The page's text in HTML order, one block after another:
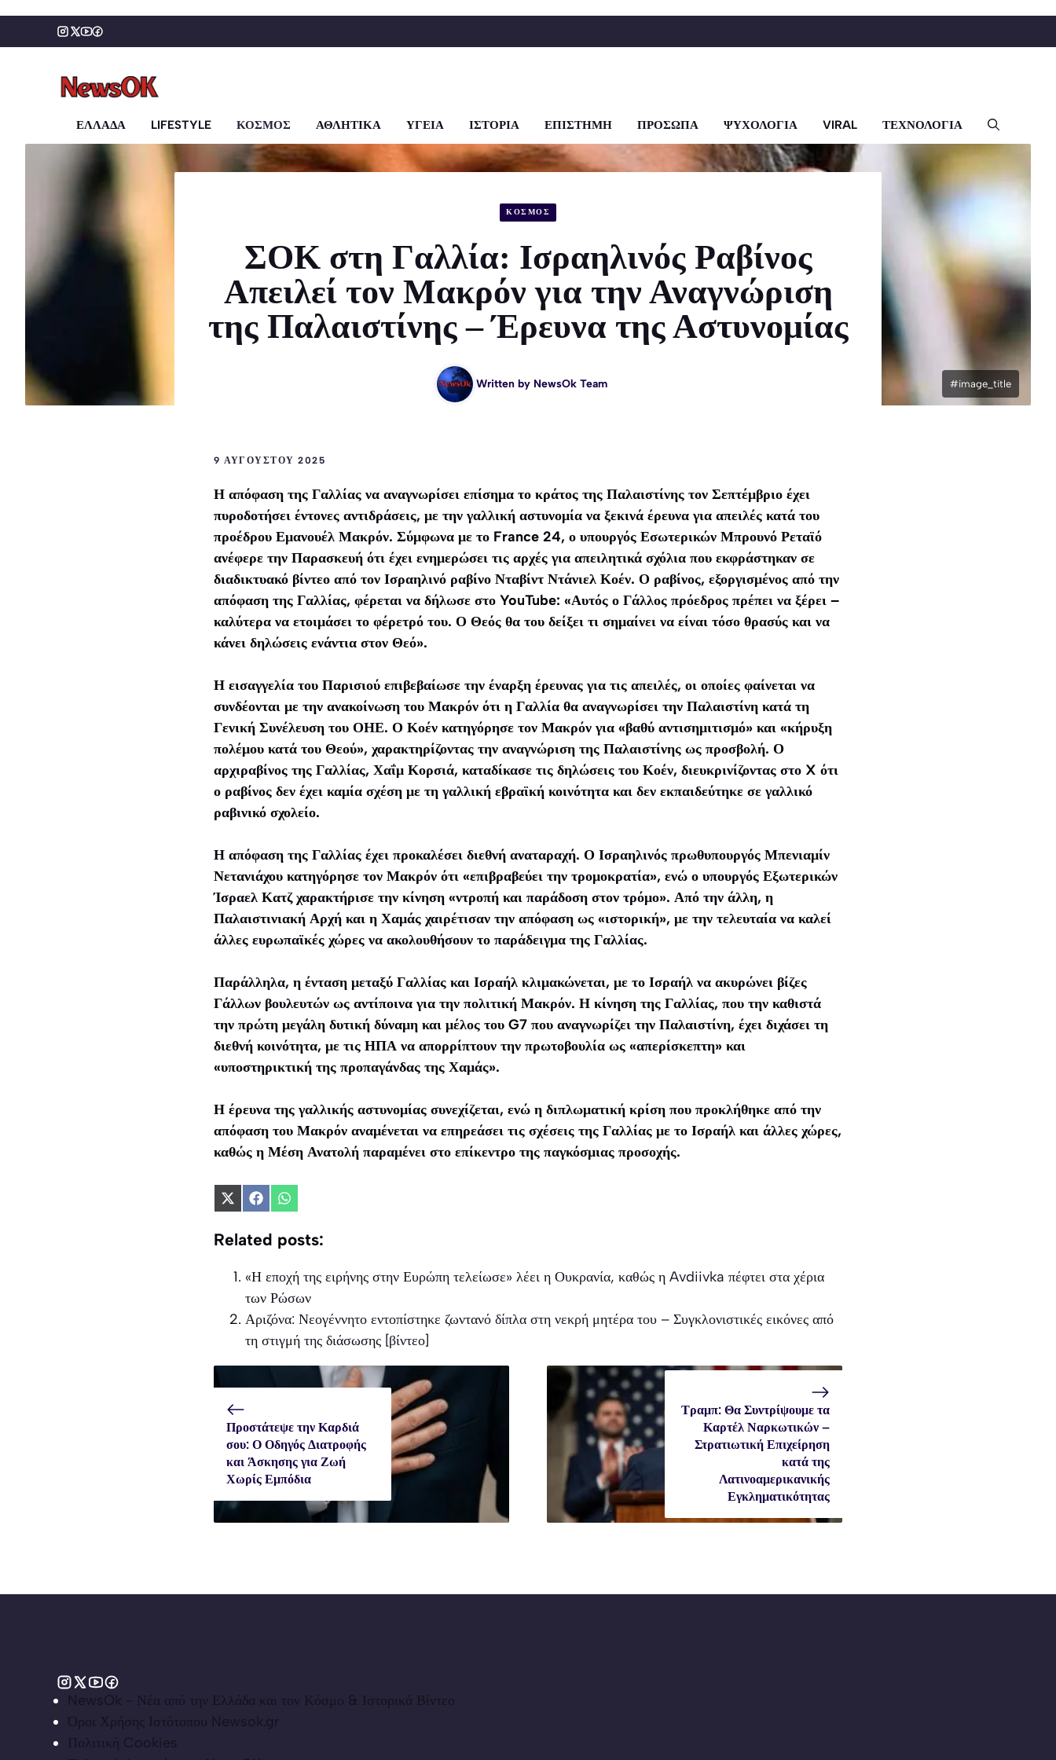
περιεχόμενο
ΕΛΛΑΔΑ LIFESTYLE ΚΟΣΜΟΣ ΑΘΛΗΤΙΚΑ ΥΓΕΙΑ ΙΣΤΟΡΙΑ ΕΠΙΣΤΗΜΗ ΠΡΟΣΩΠΑ ΨΥΧΟΛΟΓΙΑ VIRAL ΤΕΧΝΟΛΟΓΙΑ
#image_title
ΚΟΣΜΟΣ
ΣΟΚ στη Γαλλία: Ισραηλινός Ραβίνος
Απειλεί τον Μακρόν για την Αναγνώριση
της Παλαιστίνης – Έρευνα της Αστυνομίας
Written by NewsOk Team
9 ΑΥΓΟΎΣΤΟΥ 2025
Η απόφαση της Γαλλίας να αναγνωρίσει επίσημα το κράτος της Παλαιστίνης τον Σεπτέμβριο έχει
πυροδοτήσει έντονες αντιδράσεις, με την γαλλική αστυνομία να ξεκινά έρευνα για απειλές κατά του
προέδρου Εμανουέλ Μακρόν. Σύμφωνα με το France 24, ο υπουργός Εσωτερικών Μπρουνό Ρεταϊό
ανέφερε την Παρασκευή ότι έχει ενημερώσει τις αρχές για απειλητικά σχόλια που εκφράστηκαν σε
διαδικτυακό βίντεο από τον Ισραηλινό ραβίνο Νταβίντ Ντάνιελ Κοέν. Ο ραβίνος, εξοργισμένος από την
απόφαση της Γαλλίας, φέρεται να δήλωσε στο YouTube: «Αυτός ο Γάλλος πρόεδρος πρέπει να ξέρει –
καλύτερα να ετοιμάσει το φέρετρό του. Ο Θεός θα του δείξει τι σημαίνει να είναι τόσο θρασύς και να
κάνει δηλώσεις ενάντια στον Θεό».
Η εισαγγελία του Παρισιού επιβεβαίωσε την έναρξη έρευνας για τις απειλές, οι οποίες φαίνεται να
συνδέονται με την ανακοίνωση του Μακρόν ότι η Γαλλία θα αναγνωρίσει την Παλαιστίνη κατά τη
Γενική Συνέλευση του ΟΗΕ. Ο Κοέν κατηγόρησε τον Μακρόν για «βαθύ αντισημιτισμό» και «κήρυξη
πολέμου κατά του Θεού», χαρακτηρίζοντας την αναγνώριση της Παλαιστίνης ως προσβολή. Ο
αρχιραβίνος της Γαλλίας, Χαΐμ Κορσιά, καταδίκασε τις δηλώσεις του Κοέν, διευκρινίζοντας στο X ότι
ο ραβίνος δεν έχει καμία σχέση με τη γαλλική εβραϊκή κοινότητα και δεν εκπαιδεύτηκε σε γαλλικό
ραβινικό σχολείο.
Η απόφαση της Γαλλίας έχει προκαλέσει διεθνή αναταραχή. Ο Ισραηλινός πρωθυπουργός Μπενιαμίν
Νετανιάχου κατηγόρησε τον Μακρόν ότι «επιβραβεύει την τρομοκρατία», ενώ ο υπουργός Εξωτερικών
Ίσραελ Κατζ χαρακτήρισε την κίνηση «ντροπή και παράδοση στον τρόμο». Από την άλλη, η
Παλαιστινιακή Αρχή και η Χαμάς χαιρέτισαν την απόφαση ως «ιστορική», με την τελευταία να καλεί
άλλες ευρωπαϊκές χώρες να ακολουθήσουν το παράδειγμα της Γαλλίας.
Παράλληλα, η ένταση μεταξύ Γαλλίας και Ισραήλ κλιμακώνεται, με το Ισραήλ να ακυρώνει βίζες
Γάλλων βουλευτών ως αντίποινα για την πολιτική Μακρόν. Η κίνηση της Γαλλίας, που την καθιστά
την πρώτη μεγάλη δυτική δύναμη και μέλος του G7 που αναγνωρίζει την Παλαιστίνη, έχει διχάσει τη
διεθνή κοινότητα, με τις ΗΠΑ να απορρίπτουν την πρωτοβουλία ως «απερίσκεπτη» και
«υποστηρικτική της προπαγάνδας της Χαμάς».
Η έρευνα της γαλλικής αστυνομίας συνεχίζεται, ενώ η διπλωματική κρίση που προκλήθηκε από την
απόφαση του Μακρόν αναμένεται να επηρεάσει τις σχέσεις της Γαλλίας με το Ισραήλ και άλλες χώρες,
καθώς η Μέση Ανατολή παραμένει στο επίκεντρο της παγκόσμιας προσοχής.
Share
X
(Twitter)
Share
Facebook
Share
WhatsApp
Related posts:
«Η εποχή της ειρήνης στην Ευρώπη τελείωσε» λέει η Ουκρανία, καθώς η Avdiivka πέφτει στα χέρια
των Ρώσων
Αριζόνα: Νεογέννητο εντοπίστηκε ζωντανό δίπλα στη νεκρή μητέρα του – Συγκλονιστικές εικόνες από
τη στιγμή της διάσωσης [βίντεο]
Προστάτεψε την Καρδιά
σου: Ο Οδηγός Διατροφής
και Άσκησης για Ζωή
Χωρίς Εμπόδια
Τραμπ: Θα Συντρίψουμε τα
Καρτέλ Ναρκωτικών –
Στρατιωτική Επιχείρηση
κατά της
Λατινοαμερικανικής
Εγκληματικότητας
NewsOk - Νέα από την Ελλάδα και τον Κόσμο & Ιστορικά Βίντεο
Όροι Χρήσης Ιστότοπου Newsok.gr
Πολιτική Cookies